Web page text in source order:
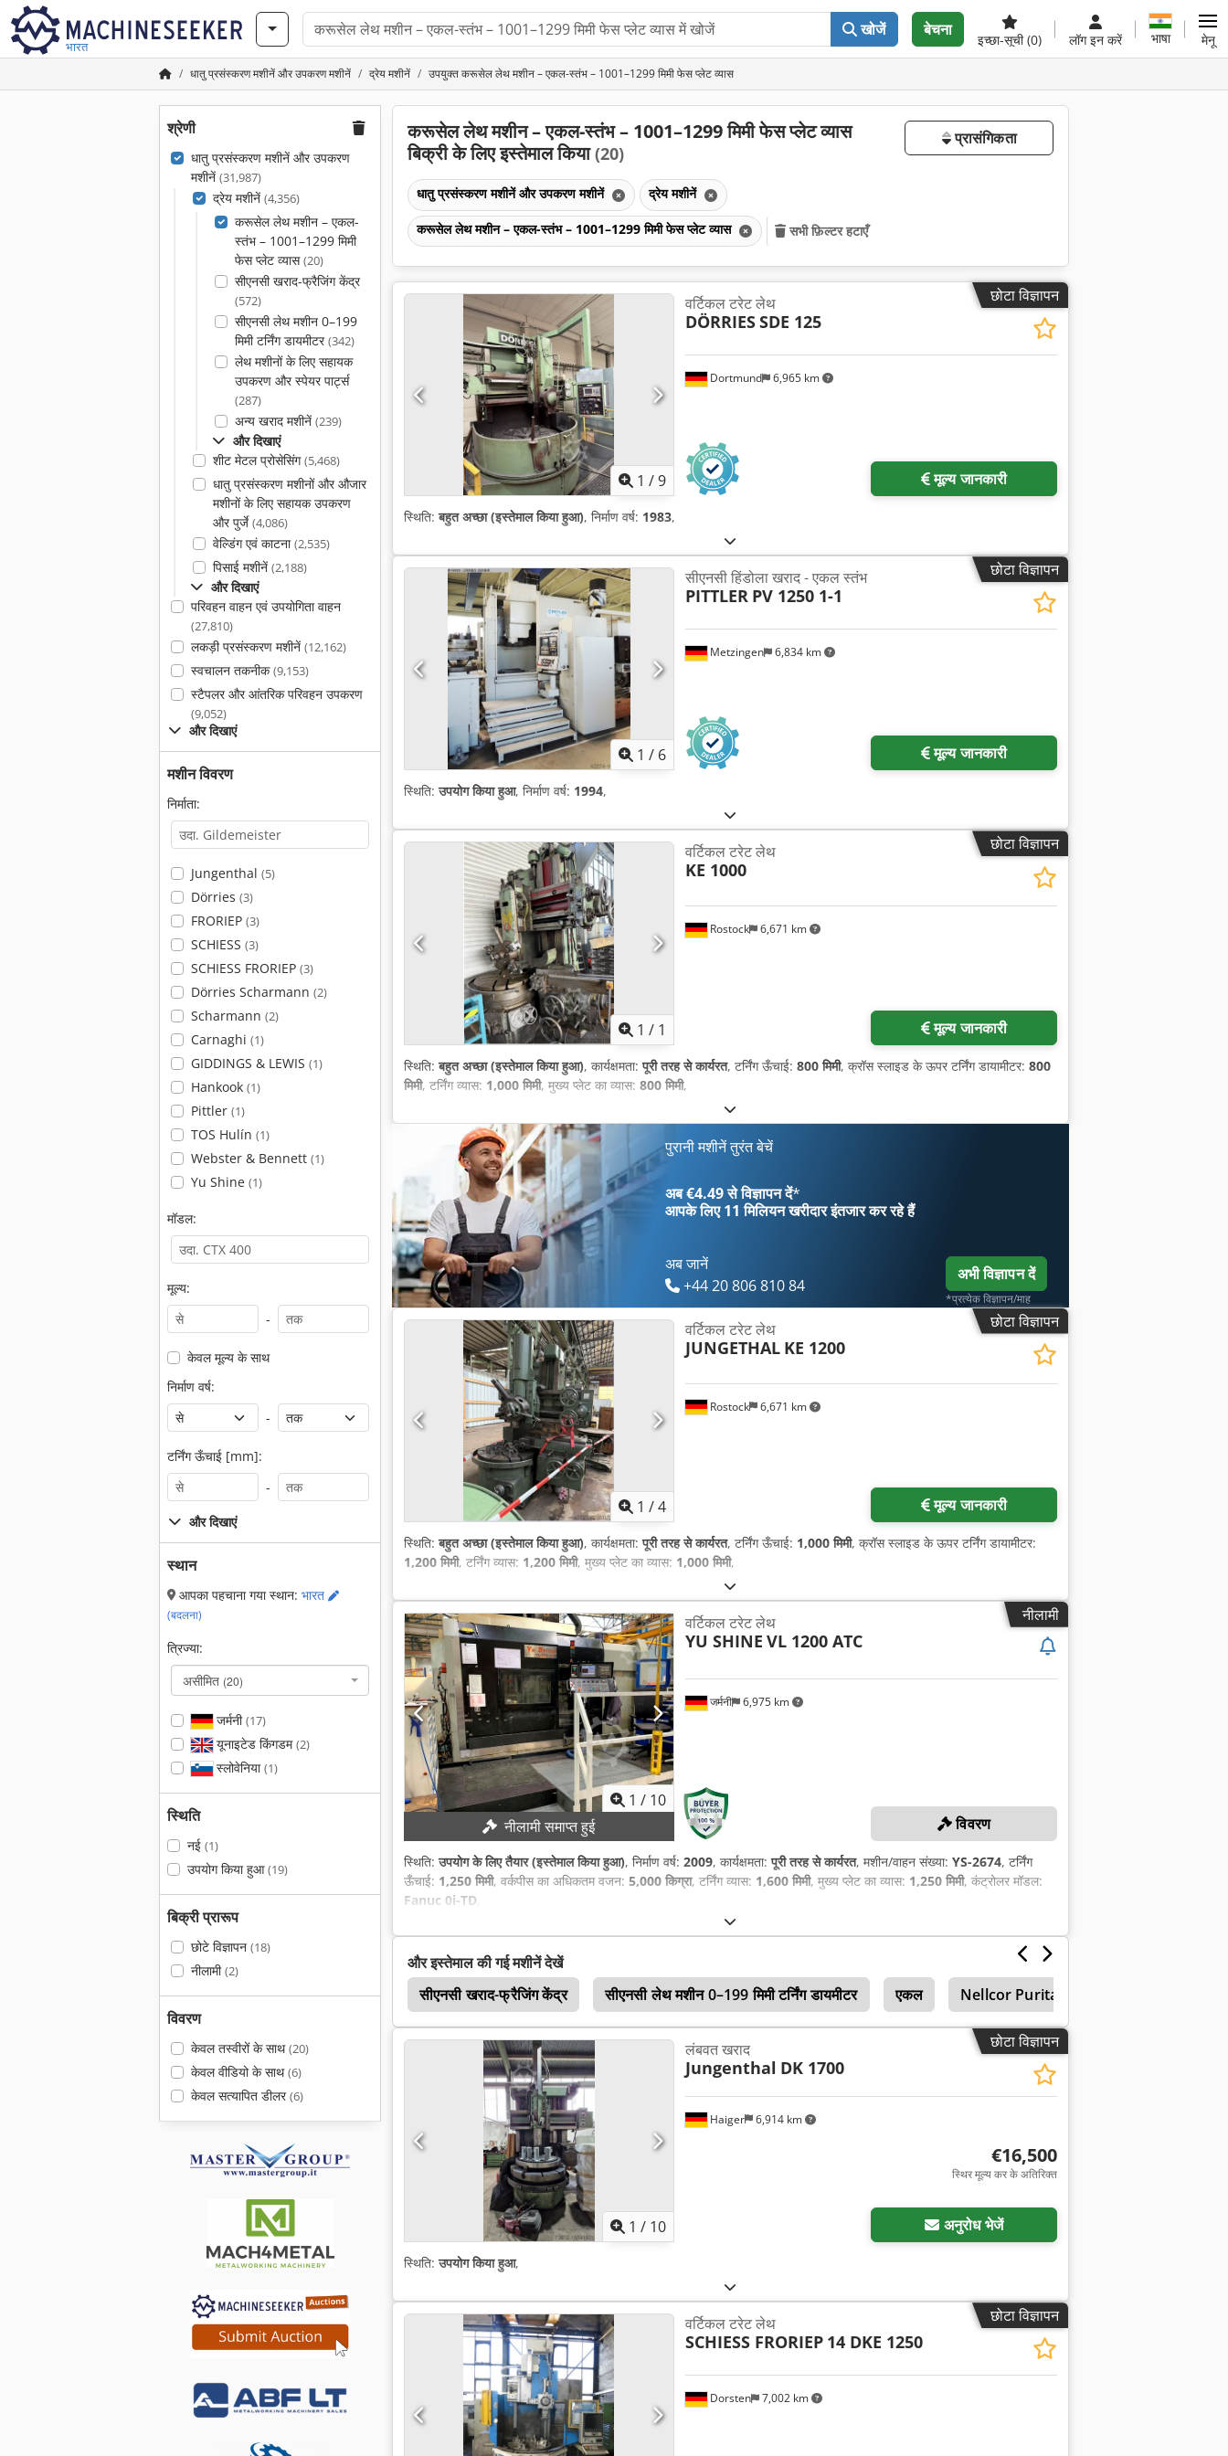
भारत
खोजें बेचना
इच्छा-सूची(0) लॉग इन करें भाषा मेनू
धातु प्रसंस्करण मशीनें और उपकरण मशीनें द्रेय मशीनें उपयुक्त करूसेल लेथ मशीन – एकल-स्तंभ – 1001–1299 मिमी फेस प्लेट व्यास
श्रेणी
धातु प्रसंस्करण मशीनें और उपकरण
मशीनें (31,987)
द्रेय मशीनें (4,356)
करूसेल लेथ मशीन – एकल-
स्तंभ – 1001–1299 मिमी
फेस प्लेट व्यास(20)
सीएनसी खराद-फ्रैजिंग केंद्र
(572)
सीएनसी लेथ मशीन 0–199
मिमी टर्निंग डायमीटर(342)
लेथ मशीनों के लिए सहायक
उपकरण और स्पेयर पार्ट्स
(287)
अन्य खराद मशीनें (239)
और दिखाएं
शीट मेटल प्रोसेसिंग(5,468)
धातु प्रसंस्करण मशीनों और औजार
मशीनों के लिए सहायक उपकरण
और पुर्जे(4,086)
वेल्डिंग एवं काटना(2,535)
पिसाई मशीनें (2,188)
और दिखाएं
परिवहन वाहन एवं उपयोगिता वाहन
(27,810)
लकड़ी प्रसंस्करण मशीनें (12,162)
स्वचालन तकनीक(9,153)
स्टैपलर और आंतरिक परिवहन उपकरण
(9,052)
और दिखाएं
मशीन विवरण
निर्माता:
Jungenthal (5)
Dörries (3)
FRORIEP (3)
SCHIESS (3)
SCHIESS FRORIEP (3)
Dörries Scharmann (2)
Scharmann (2)
Carnaghi (1)
GIDDINGS & LEWIS (1)
Hankook (1)
Pittler (1)
TOS Hulín (1)
Webster & Bennett (1)
Yu Shine (1)
मॉडल:
मूल्य:
-
केवल मूल्य के साथ
निर्माण वर्ष:
-
टर्निंग ऊँचाई [mm]:
-
और दिखाएं
स्थान
आपका पहचाना गया स्थान: भारत
(बदलना)
त्रिज्या:
असीमित (20)
जर्मनी(17)
यूनाइटेड किंगडम(2)
स्लोवेनिया(1)
स्थिति
नई (1)
उपयोग किया हुआ(19)
बिक्री प्रारूप
छोटे विज्ञापन (18)
नीलामी(2)
विवरण
केवल तस्वीरों के साथ(20)
केवल वीडियो के साथ(6)
केवल सत्यापित डीलर(6)
करूसेल लेथ मशीन – एकल-स्तंभ – 1001–1299 मिमी फेस प्लेट व्यास
बिक्री के लिए इस्तेमाल किया(20)
प्रासंगिकता
धातु प्रसंस्करण मशीनें और उपकरण मशीनें द्रेय मशीनें
करूसेल लेथ मशीन – एकल-स्तंभ – 1001–1299 मिमी फेस प्लेट व्यास सभी फ़िल्टर हटाएँ
छोटा विज्ञापन
1 /9
Dortmund 6,965 km
वर्टिकल टरेट लेथ
DÖRRIESSDE 125
मूल्य जानकारी
स्थिति:बहुत अच्छा (इस्तेमाल किया हुआ), निर्माण वर्ष: 1983,
छोटा विज्ञापन
1 / 6
Metzingen 6,834 km
सीएनसी हिंडोला खराद - एकल स्तंभ
PITTLER PV 1250 1-1
मूल्य जानकारी
स्थिति:उपयोग किया हुआ, निर्माण वर्ष: 1994,
छोटा विज्ञापन
1 / 1
Rostock 6,671 km
वर्टिकल टरेट लेथ
KE 1000
मूल्य जानकारी
स्थिति:बहुत अच्छा (इस्तेमाल किया हुआ), कार्यक्षमता:पूरी तरह से कार्यरत, टर्निंग ऊँचाई: 800 मिमी, क्रॉस स्लाइड के ऊपर टर्निंग डायामीटर: 800
मिमी, टर्निंग व्यास: 1,000 मिमी, मुख्य प्लेट का व्यास: 800 मिमी,
पुरानी मशीनें तुरंत बेचें
अब €4.49 से विज्ञापन दें*
आपके लिए11 मिलियन खरीदारइंतजार कर रहे हैं
अब जानें
+44 20 806 810 84
अभी विज्ञापन दें
*प्रत्येक विज्ञापन/माह
छोटा विज्ञापन
1 /4
Rostock 6,671 km
वर्टिकल टरेट लेथ
JUNGETHAL KE 1200
मूल्य जानकारी
स्थिति:बहुत अच्छा (इस्तेमाल किया हुआ), कार्यक्षमता:पूरी तरह से कार्यरत, टर्निंग ऊँचाई: 1,000 मिमी, क्रॉस स्लाइड के ऊपर टर्निंग डायामीटर:
1,200 मिमी, टर्निंग व्यास: 1,200 मिमी, मुख्य प्लेट का व्यास: 1,000 मिमी,
नीलामी
1 / 10
नीलामी समाप्त हुई
जर्मनी 6,975 km
वर्टिकल टरेट लेथ
YU SHINE VL 1200 ATC
विवरण
स्थिति:उपयोग के लिए तैयार (इस्तेमाल किया हुआ), निर्माण वर्ष: 2009, कार्यक्षमता:पूरी तरह से कार्यरत, मशीन/वाहन संख्या: YS-2674, टर्निंग
ऊँचाई: 1,250 मिमी, वर्कपीस का अधिकतम वजन: 5,000 किग्रा, टर्निंग व्यास: 1,600 मिमी, मुख्य प्लेट का व्यास: 1,250 मिमी, कंट्रोलर मॉडल:
Fanuc 0i-TD,
और इस्तेमाल की गई मशीनें देखें
सीएनसी खराद-फ्रैजिंग केंद्र
सीएनसी लेथ मशीन 0–199 मिमी टर्निंग डायमीटर एकल Nellcor Puritan Bennett
छोटा विज्ञापन
1 / 10
Haiger 6,914 km
लंबवत खराद
Jungenthal DK 1700
€16,500
स्थिर मूल्य कर के अतिरिक्त
अनुरोध भेजें
स्थिति:उपयोग किया हुआ,
छोटा विज्ञापन
Dorsten 7,002 km
वर्टिकल टरेट लेथ
SCHIESS FRORIEP 14 DKE 1250